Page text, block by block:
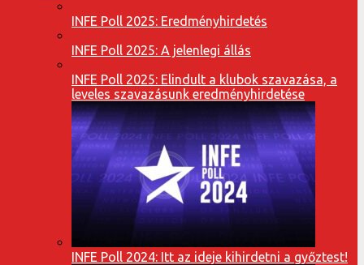
INFE Poll 2025: Eredményhirdetés
INFE Poll 2025: A jelenlegi állás
INFE Poll 2025: Elindult a klubok szavazása, a
leveles szavazásunk eredményhirdetése
INFE Poll 2024: Itt az ideje kihirdetni a győztest!